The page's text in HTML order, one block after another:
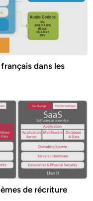
dans les
de récriture